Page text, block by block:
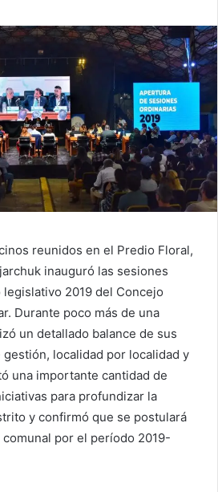
reunidos en el Predio Floral,
inauguró las sesiones
2019 del Concejo
Durante poco más de una
un detallado balance de sus
localidad por localidad y
una importante cantidad de
para profundizar la
y confirmó que se postulará
por el período 2019-